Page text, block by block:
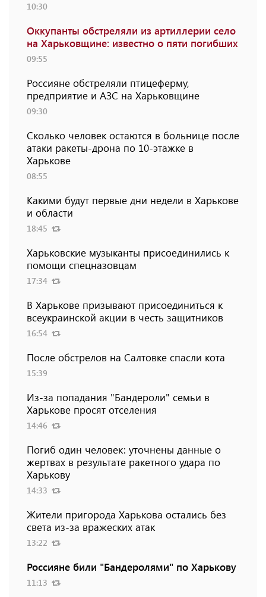
10:30
Оккупанты обстреляли из артиллерии село
на Харьковщине: известно о пяти погибших
09:55
Россияне обстреляли птицеферму,
предприятие и АЗС на Харьковщине
09:30
Сколько человек остаются в больнице после
атаки ракеты-дрона по 10-этажке в
Харькове
08:55
Какими будут первые дни недели в Харькове
и области
18:45
Харьковские музыканты присоединились к
помощи спецназовцам
17:34
В Харькове призывают присоединиться к
всеукраинской акции в честь защитников
16:54
После обстрелов на Салтовке спасли кота
15:39
Из-за попадания "Бандероли" семьи в
Харькове просят отселения
14:46
Погиб один человек: уточнены данные о
жертвах в результате ракетного удара по
Харькову
14:33
Жители пригорода Харькова остались без
света из-за вражеских атак
13:22
Россияне били "Бандеролями" по Харькову
11:13